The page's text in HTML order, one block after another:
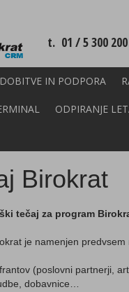
t. 01 / 5 300
IN PODPORA
ODPIRANJE
Birokrat
tečaj za program
je namenjen
(poslovni partnerji,
dobavnice…